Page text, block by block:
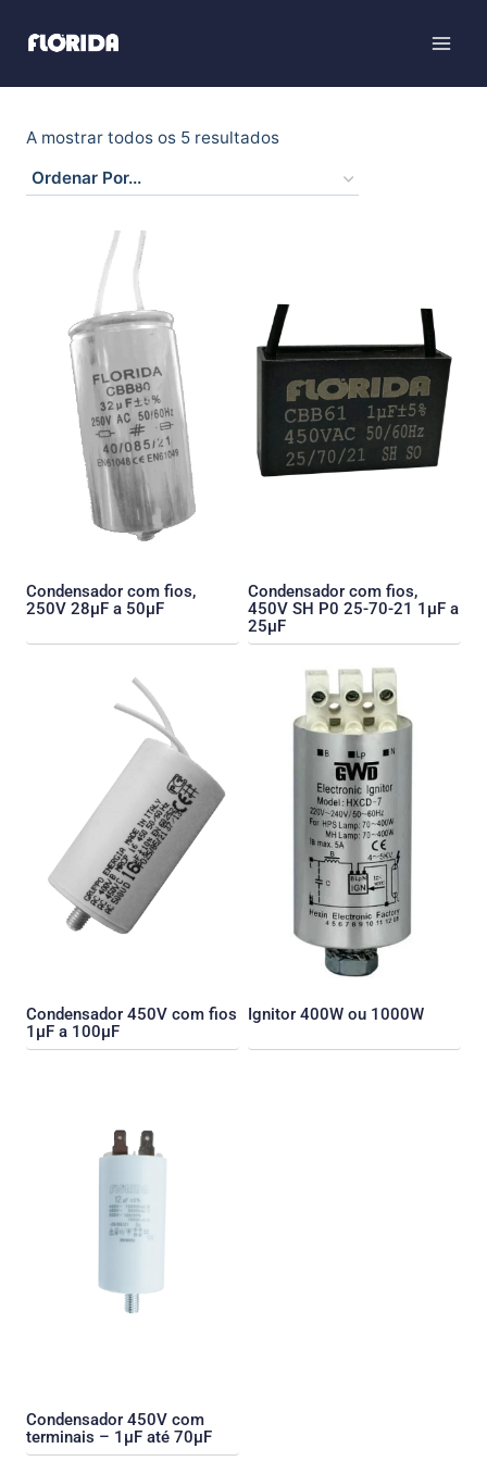
A mostrar todos os 5 resultados
Condensador com fios,
250V 28µF a 50µF
Condensador com fios,
450V SH P0 25-70-21 1µF a
25µF
Condensador 450V com fios
1µF a 100µF
Ignitor 400W ou 1000W
Condensador 450V com
terminais – 1µF até 70µF